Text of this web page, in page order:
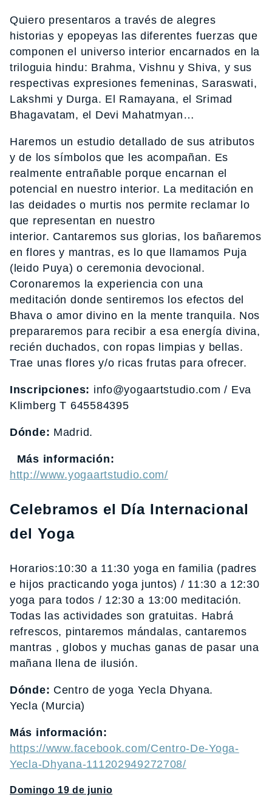
Quiero presentaros a través de alegres
historias y epopeyas las diferentes fuerzas que
componen el universo interior encarnados en la
triloguia hindu: Brahma, Vishnu y Shiva, y sus
respectivas expresiones femeninas, Saraswati,
Lakshmi y Durga. El Ramayana, el Srimad
Bhagavatam, el Devi Mahatmyan…
Haremos un estudio detallado de sus atributos
y de los símbolos que les acompañan. Es
realmente entrañable porque encarnan el
potencial en nuestro interior. La meditación en
las deidades o murtis nos permite reclamar lo
que representan en nuestro
interior. Cantaremos sus glorias, los bañaremos
en flores y mantras, es lo que llamamos Puja
(leido Puya) o ceremonia devocional.
Coronaremos la experiencia con una
meditación donde sentiremos los efectos del
Bhava o amor divino en la mente tranquila. Nos
prepararemos para recibir a esa energía divina,
recién duchados, con ropas limpias y bellas.
Trae unas flores y/o ricas frutas para ofrecer.
Inscripciones: info@yogaartstudio.com / Eva
Klimberg T 645584395
Dónde: Madrid.
Más información:
http://www.yogaartstudio.com/
Celebramos el Día Internacional
del Yoga
Horarios:10:30 a 11:30 yoga en familia (padres
e hijos practicando yoga juntos) / 11:30 a 12:30
yoga para todos / 12:30 a 13:00 meditación.
Todas las actividades son gratuitas. Habrá
refrescos, pintaremos mándalas, cantaremos
mantras , globos y muchas ganas de pasar una
mañana llena de ilusión.
Dónde: Centro de yoga Yecla Dhyana.
Yecla (Murcia)
Más información:
https://www.facebook.com/Centro-De-Yoga-
Yecla-Dhyana-111202949272708/
Domingo 19 de junio